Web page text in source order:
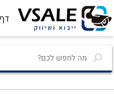
דף הבית